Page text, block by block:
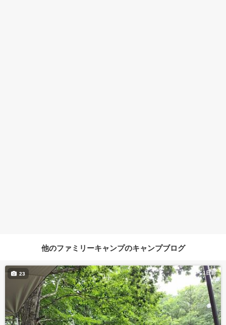
他のファミリーキャンプのキャンプブログ
1日前
23